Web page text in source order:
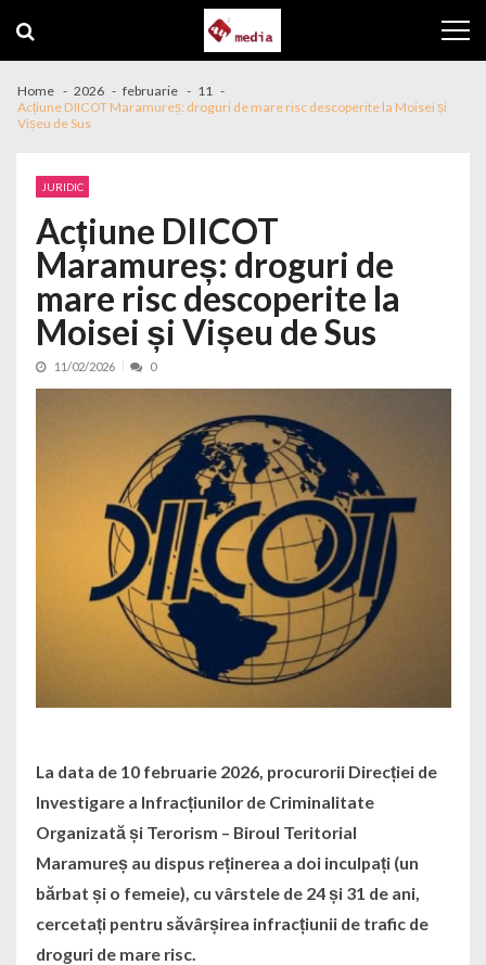
Home 2026 februarie
11
Acțiune DIICOT Maramureș: droguri de mare risc descoperite la Moisei și
Vișeu de Sus
JURIDIC
Acțiune DIICOT
Maramureș: droguri de
mare risc descoperite la
Moisei și Vișeu de Sus
11/02/2026 0
La data de 10 februarie 2026, procurorii Direcției de
Investigare a Infracțiunilor de Criminalitate
Organizată și Terorism – Biroul Teritorial
Maramureș au dispus reținerea a doi inculpați (un
bărbat și o femeie), cu vârstele de 24 și 31 de ani,
cercetați pentru săvârșirea infracțiunii de trafic de
droguri de mare risc.